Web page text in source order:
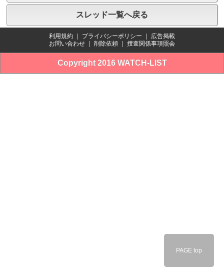
スレッド一覧へ戻る
利用規約 プライバシーポリシー
広告掲載
お問い合わせ
削除依頼 捜査関係事項照会
Copyright 2016 WATCH-LIST
PAGE top